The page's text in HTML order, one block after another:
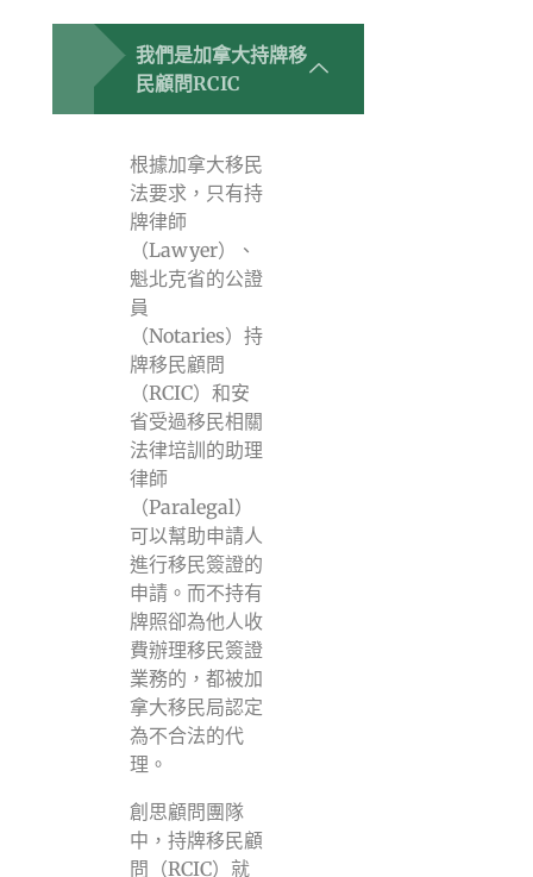
我們是加拿大持牌移
民顧問RCIC
根據加拿大移民
法要求，只有持
牌律師
（Lawyer）、
魁北克省的公證
員
（Notaries）持
牌移民顧問
（RCIC）和安
省受過移民相關
法律培訓的助理
律師
（Paralegal）
可以幫助申請人
進行移民簽證的
申請。而不持有
牌照卻為他人收
費辦理移民簽證
業務的，都被加
拿大移民局認定
為不合法的代
理。
創思顧問團隊
中，持牌移民顧
問（RCIC）就